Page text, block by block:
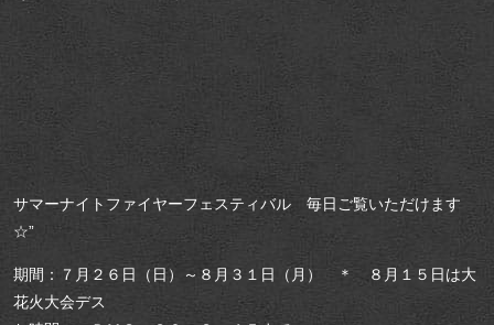
サマーナイトファイヤーフェスティバル 毎日ご覧いただけます
☆”
期間：７月２６日（日）～８月３１日（月） ＊ ８月１５日は大
花火大会デス